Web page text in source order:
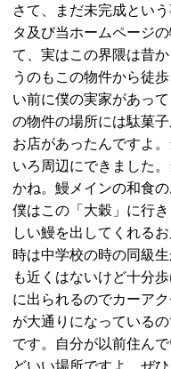
さて、まだ未完成とい
タ及び当ホームページ
て、実はこの界隈は昔
うのもこの物件から徒
い前に僕の実家があっ
の物件の場所には駄菓
お店があったんですよ
いろ周辺にできました
かね。鰻メインの和食
僕はこの「大穀」に行
しい鰻を出してくれる
時は中学校の時の同級
も近くはないけど十分
に出られるのでカーア
が大通りになっている
です。自分が以前住ん